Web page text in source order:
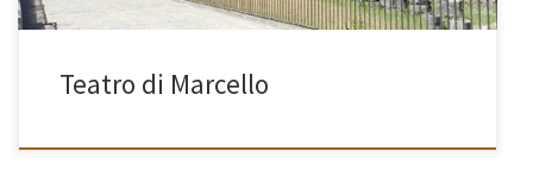
Teatro di Marcello